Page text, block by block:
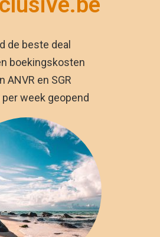
de beste deal
boekingskosten
ANVR en SGR
week geopend